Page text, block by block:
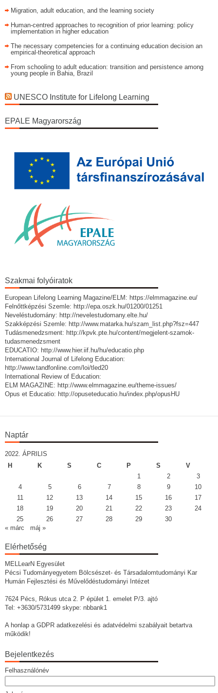
Migration, adult education, and the learning society
Human-centred approaches to recognition of prior learning: policy
implementation in higher education
The necessary competencies for a continuing education decision an
empirical-theoretical approach
From schooling to adult education: transition and persistence among
young people in Bahia, Brazil
UNESCO Institute for Lifelong Learning
EPALE Magyarország
Szakmai folyóiratok
European Lifelong Learning Magazine/ELM: https://elmmagazine.eu/
Felnőttképzési Szemle: http://epa.oszk.hu/01200/01251
Neveléstudomány: http://nevelestudomany.elte.hu/
Szakképzési Szemle: http://www.matarka.hu/szam_list.php?fsz=447
Tudásmenedzsment: http://kpvk.pte.hu/content/megjelent-szamok-
tudasmenedzsment
EDUCATIO: http://www.hier.iif.hu/hu/educatio.php
International Journal of Lifelong Education:
http://www.tandfonline.com/loi/tled20
International Review of Education:
ELM MAGAZINE: http://www.elmmagazine.eu/theme-issues/
Opus et Educatio: http://opuseteducatio.hu/index.php/opusHU
Naptár
2022. ÁPRILIS
H
K S C P S
V
1
2
3
4
5 6 7 8 9
10
11
12 13 14 15 16
17
18
19 20 21 22 23
24
25
26 27 28 29
30
« márc
máj »
Elérhetőség
MELLearN Egyesület
Pécsi Tudományegyetem Bölcsészet- és Társadalomtudományi Kar
Humán Fejlesztési és Művelődéstudományi Intézet
7624 Pécs, Rókus utca 2. P épület 1. emelet P/3. ajtó
Tel: +3630/5731499 skype: nbbank1
A honlap a GDPR adatkezelési és adatvédelmi szabályait betartva
működik!
Bejelentkezés
Felhasználónév